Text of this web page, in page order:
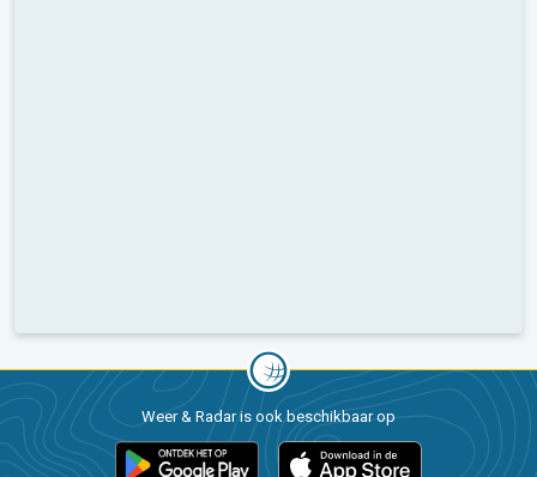
Weer & Radar is ook beschikbaar op